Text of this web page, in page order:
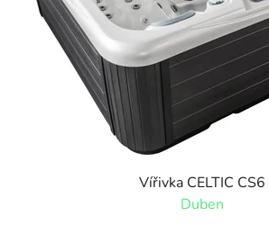
Vířivka CELTIC CS6
Duben